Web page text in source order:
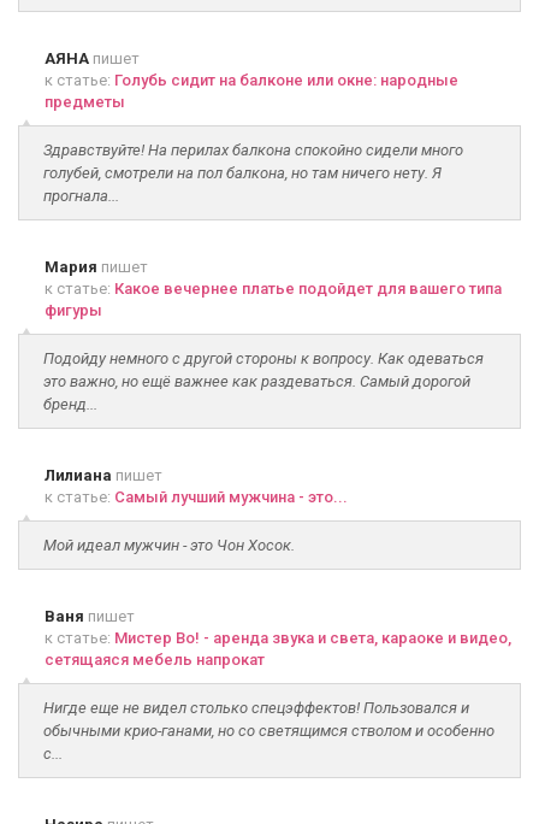
АЯНА пишет
к статье: Голубь сидит на балконе или окне: народные
предметы
Здравствуйте! На перилах балкона спокойно сидели много
голубей, смотрели на пол балкона, но там ничего нету. Я
прогнала...
Мария пишет
к статье: Какое вечернее платье подойдет для вашего типа
фигуры
Подойду немного с другой стороны к вопросу. Как одеваться
это важно, но ещё важнее как раздеваться. Самый дорогой
бренд...
Лилиана пишет
к статье: Самый лучший мужчина - это...
Мой идеал мужчин - это Чон Хосок.
Ваня пишет
к статье: Мистер Во! - аренда звука и света, караоке и видео,
сетящаяся мебель напрокат
Нигде еще не видел столько спецэффектов! Пользовался и
обычными крио-ганами, но со светящимся стволом и особенно
с...